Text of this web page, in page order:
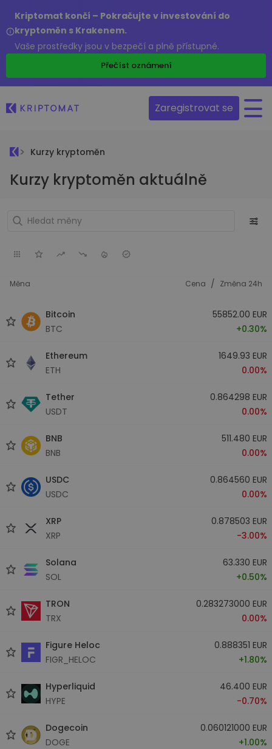
Kriptomat končí – Pokračujte v investování do
kryptoměn s Krakenem.
Vaše prostředky jsou v bezpečí a plně přístupné.
Přečíst oznámení
Zaregistrovat se
Kurzy kryptoměn
Kurzy kryptoměn aktuálně
Měna Cena / Změna 24h
Bitcoin
BTC
55852.00 EUR
+0.30%
Ethereum
ETH
1649.93 EUR
0.00%
Tether
USDT
0.864298 EUR
0.00%
BNB
BNB
511.480 EUR
0.00%
USDC
USDC
0.864560 EUR
0.00%
XRP
XRP
0.878503 EUR
-3.00%
Solana
SOL
63.330 EUR
+0.50%
TRON
TRX
0.283273000 EUR
0.00%
Figure Heloc
FIGR_HELOC
0.888351 EUR
+1.80%
Hyperliquid
HYPE
46.400 EUR
-0.70%
Dogecoin
DOGE
0.060121000 EUR
+1.00%